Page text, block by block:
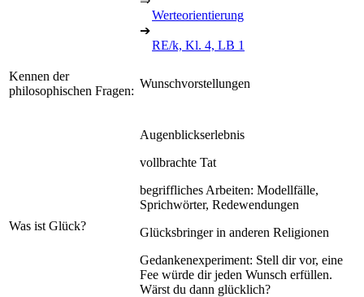
Werteorientierung
➔
RE/k, Kl. 4, LB 1
Kennen der
philosophischen Fragen:
Wunschvorstellungen
Was ist Glück?
Augenblickserlebnis
vollbrachte Tat
begriffliches Arbeiten: Modellfälle,
Sprichwörter, Redewendungen
Glücksbringer in anderen Religionen
Gedankenexperiment: Stell dir vor, eine
Fee würde dir jeden Wunsch erfüllen.
Wärst du dann glücklich?